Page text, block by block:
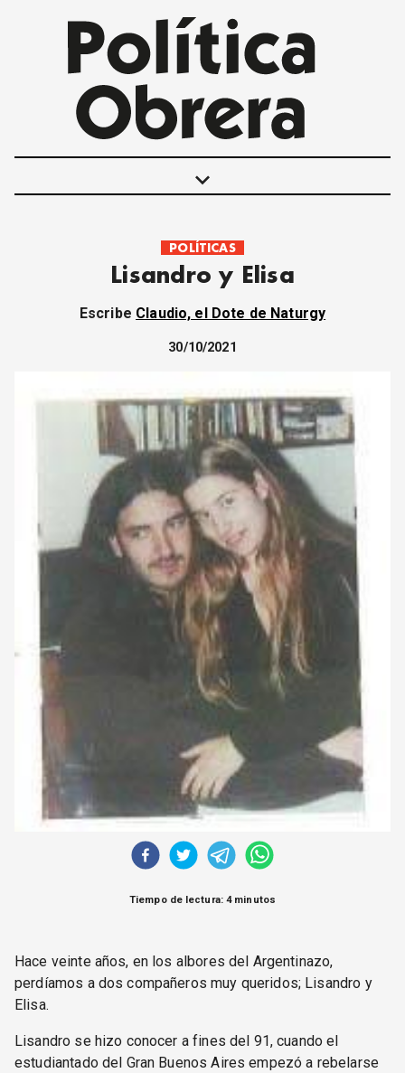
keyboard_arrow_down
POLÍTICAS
INTERNACIONALES
MUJER
ECONOMÍA
JUVENTUD
CORREO DE LECTORES
DEBATE
ARCHIVO
DECLARACIONES
OPINIÓN
ALTAMIRA RESPONDE
Política Obrera Revista
CONTACTO
POLÍTICAS
Lisandro y Elisa
Escribe Claudio, el Dote de Naturgy
30/10/2021
Tiempo de lectura: 4 minutos
Hace veinte años, en los albores del Argentinazo,
perdíamos a dos compañeros muy queridos; Lisandro y
Elisa.
Lisandro se hizo conocer a fines del 91, cuando el
estudiantado del Gran Buenos Aires empezó a rebelarse